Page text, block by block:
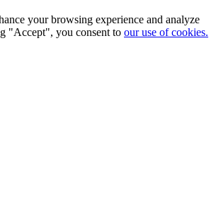
your browsing experience and analyze
"Accept", you consent to our use of cookies.